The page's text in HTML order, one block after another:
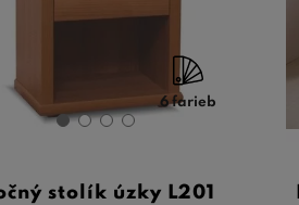
6 farieb
stolík úzky L201